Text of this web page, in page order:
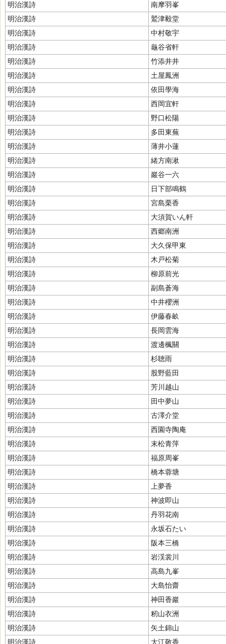
明治漢詩
南摩羽峯
明治漢詩
鷲津毅堂
明治漢詩
中村敬宇
明治漢詩
龜谷省軒
明治漢詩
竹添井井
明治漢詩
土屋鳳洲
明治漢詩
依田學海
明治漢詩
西岡宜軒
明治漢詩
野口松陽
明治漢詩
多田東蕪
明治漢詩
薄井小蓮
明治漢詩
緒方南湫
明治漢詩
巖谷一六
明治漢詩
日下部鳴鶴
明治漢詩
宮島栗香
明治漢詩
大須賀いん軒
明治漢詩
西郷南洲
明治漢詩
大久保甲東
明治漢詩
木戸松菊
明治漢詩
柳原前光
明治漢詩
副島蒼海
明治漢詩
中井櫻洲
明治漢詩
伊藤春畝
明治漢詩
長岡雲海
明治漢詩
渡邊楓關
明治漢詩
杉聴雨
明治漢詩
股野藍田
明治漢詩
芳川越山
明治漢詩
田中夢山
明治漢詩
古澤介堂
明治漢詩
西園寺陶庵
明治漢詩
末松青萍
明治漢詩
福原周峯
明治漢詩
橋本蓉塘
明治漢詩
上夢香
明治漢詩
神波即山
明治漢詩
丹羽花南
明治漢詩
永坂石たい
明治漢詩
阪本三橋
明治漢詩
岩渓裳川
明治漢詩
高島九峯
明治漢詩
大島怡齋
明治漢詩
神田香巖
明治漢詩
籾山衣洲
明治漢詩
矢土錦山
明治漢詩
大江敬香